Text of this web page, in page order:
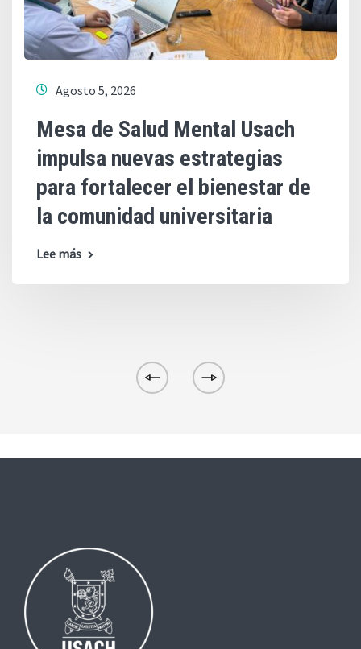
Agosto 5, 2026
Mesa de Salud Mental Usach
impulsa nuevas estrategias
para fortalecer el bienestar de
la comunidad universitaria
Lee más